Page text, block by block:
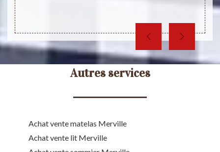
Autres services
Achat vente matelas Merville
Achat vente lit Merville